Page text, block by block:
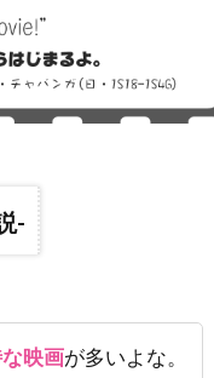
ーディ・スタイラー
レバー・モーガン
ヴァー・ジョーンズ
マス・M・ハーメル
マス・コパッチ
ーマス・ジェーン
-
映画が多いよな。